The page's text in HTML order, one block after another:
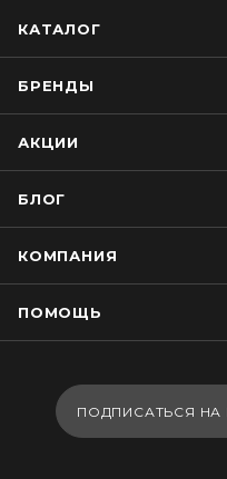
КАТАЛОГ
БРЕНДЫ
АКЦИИ
БЛОГ
КОМПАНИЯ
ПОМОЩЬ
ПОДПИСАТЬСЯ НА